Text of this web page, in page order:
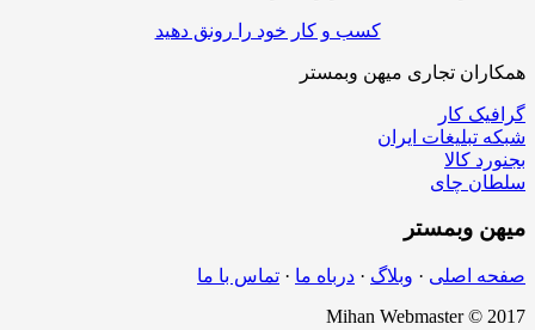
کسب و کار خود را رونق دهید
همکاران تجاری میهن وبمستر
گرافیک کار
شبکه تبلیغات ایران
بجنورد کالا
سلطان چای
میهن وبمستر
صفحه اصلی · وبلاگ · درباه ما · تماس با ما
Mihan Webmaster © 2017